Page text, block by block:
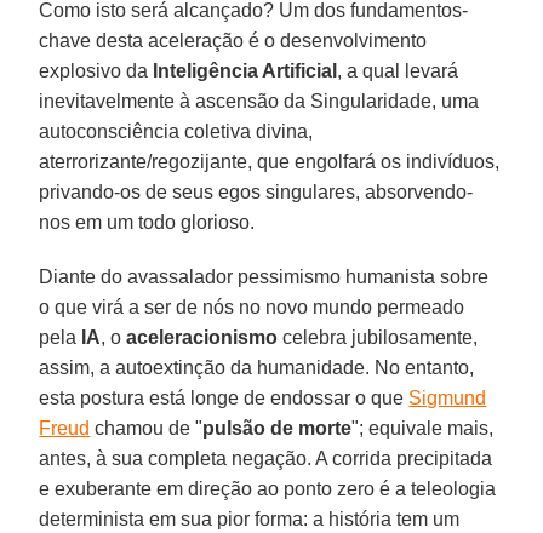
Como isto será alcançado? Um dos fundamentos-
chave desta aceleração é o desenvolvimento
explosivo da Inteligência Artificial , a qual levará
inevitavelmente à ascensão da Singularidade, uma
autoconsciência coletiva divina,
aterrorizante/regozijante, que engolfará os indivíduos,
privando-os de seus egos singulares, absorvendo-
nos em um todo glorioso.
Diante do avassalador pessimismo humanista sobre
o que virá a ser de nós no novo mundo permeado
pela IA, oaceleracionismo celebra jubilosamente,
assim, a autoextinção da humanidade. No entanto,
esta postura está longe de endossar o que Sigmund
Freud chamou de "pulsão de morte"; equivale mais,
antes, à sua completa negação. A corrida precipitada
e exuberante em direção ao ponto zero é a teleologia
determinista em sua pior forma: a história tem um